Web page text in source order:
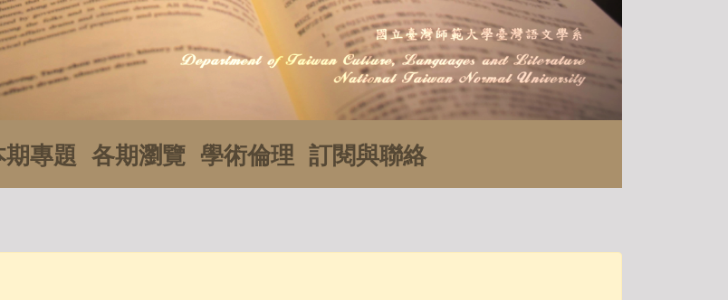
期專題 各期瀏覽 學術倫理 訂閱與聯絡